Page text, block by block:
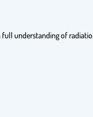
understanding of